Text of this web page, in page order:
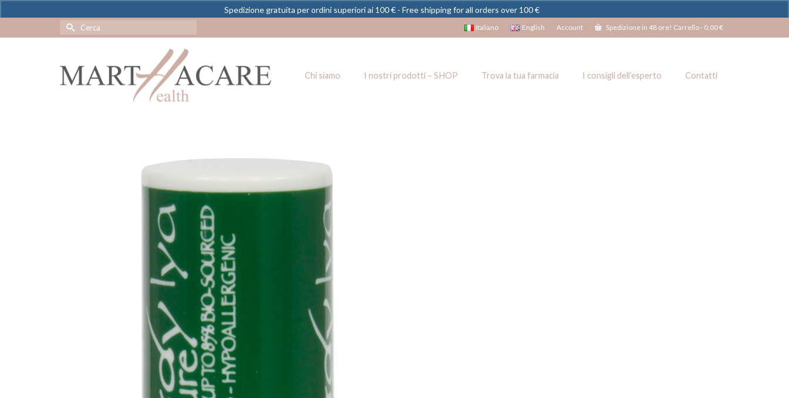
Italiano English Account Spedizione in 48 ore! Carrello- 0,00€
Cerca
per:
Chi siamo I nostri prodotti – SHOP Trova la tua farmacia I consigli dell’esperto Contatti
Spedizione gratuita per ordini superiori ai 100 € - Free shipping for all orders over 100 €